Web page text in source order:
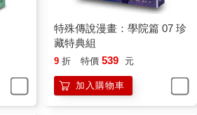
特殊傳說漫畫：學院篇 07 珍
藏特典組
9 折 特價 539 元
加入購物車